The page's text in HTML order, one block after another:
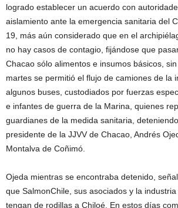
logrado establecer un acuerdo con
aislamiento ante la emergencia sanitaria del
19, más aún considerado que en el
no hay casos de contagio, fijándose que
Chacao sólo alimentos e insumos básicos,
martes se permitió el flujo de camiones de la
algunos buses, custodiados por fuerzas
e infantes de guerra de la Marina, quienes
guardianes de la medida sanitaria,
presidente de la JJVV de Chacao, Andrés
Montalva de Coñimó.
Ojeda mientras se encontraba detenido,
que SalmonChile, sus asociados y la
tengan de rodillas a Chiloé. En estos días